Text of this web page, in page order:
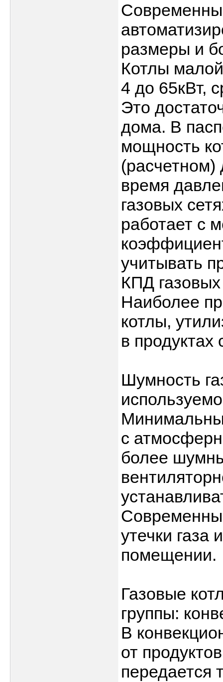
размеры и
Котлы
4 до 65кВт,
Это
дома. В
мощность
(расчетном)
время
газовых
работает с
учитывать
КПД газовых
Наиболее
котлы,
в продуктах
Шумность
с
более
утечки газа
помещении.
Газовые
группы:
В
от
передается